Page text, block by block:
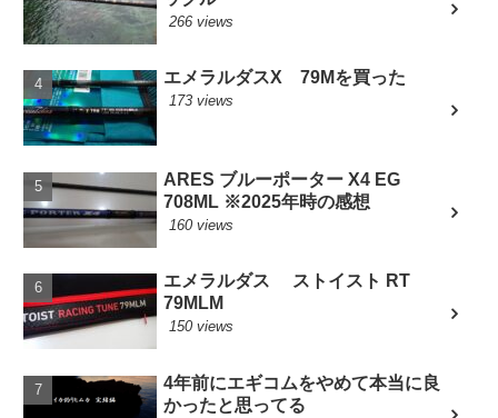
266 views
エメラルダスX 79Mを買った
173 views
ARES ブルーポーター X4 EG
708ML ※2025年時の感想
160 views
エメラルダス ストイスト RT
79MLM
150 views
4年前にエギコムをやめて本当に良
かったと思ってる